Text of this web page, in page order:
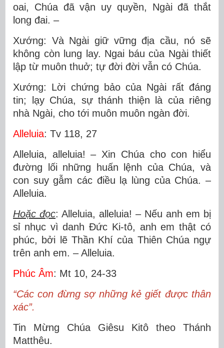
oai, Chúa đã vận uy quyền, Ngài đã thắt
long đai. –
Xướng: Và Ngài giữ vững địa cầu, nó sẽ
không còn lung lay. Ngai báu của Ngài thiết
lập từ muôn thuở; tự đời đời vẫn có Chúa.
Xướng: Lời chứng bảo của Ngài rất đáng
tin; lạy Chúa, sự thánh thiện là của riêng
nhà Ngài, cho tới muôn muôn ngàn đời.
Alleluia: Tv 118, 27
Alleluia, alleluia! – Xin Chúa cho con hiểu
đường lối những huấn lệnh của Chúa, và
con suy gẫm các điều lạ lùng của Chúa. –
Alleluia.
Hoặc đọc: Alleluia, alleluia! – Nếu anh em bị
sỉ nhục vì danh Đức Ki-tô, anh em thật có
phúc, bởi lẽ Thần Khí của Thiên Chúa ngự
trên anh em. – Alleluia.
Phúc Âm: Mt 10, 24-33
“Các con đừng sợ những kẻ giết được thân
xác”.
Tin Mừng Chúa Giêsu Kitô theo Thánh
Matthêu.